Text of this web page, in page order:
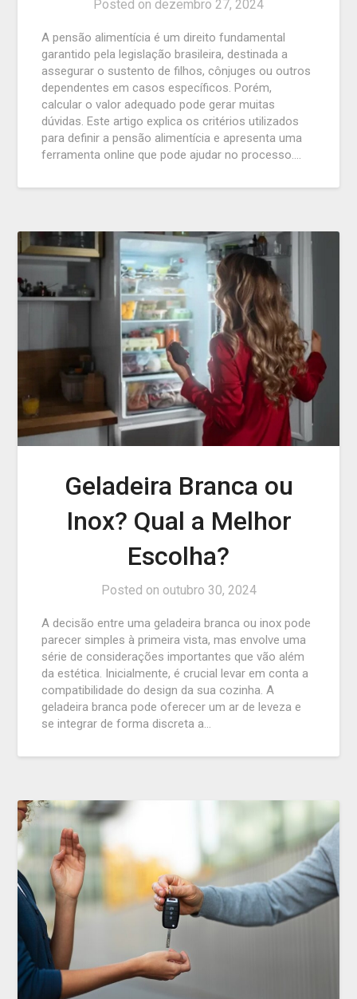
Posted on dezembro 27, 2024
A pensão alimentícia é um direito fundamental
garantido pela legislação brasileira, destinada a
assegurar o sustento de filhos, cônjuges ou outros
dependentes em casos específicos. Porém,
calcular o valor adequado pode gerar muitas
dúvidas. Este artigo explica os critérios utilizados
para definir a pensão alimentícia e apresenta uma
ferramenta online que pode ajudar no processo….
Geladeira Branca ou
Inox? Qual a Melhor
Escolha?
Posted on outubro 30, 2024
A decisão entre uma geladeira branca ou inox pode
parecer simples à primeira vista, mas envolve uma
série de considerações importantes que vão além
da estética. Inicialmente, é crucial levar em conta a
compatibilidade do design da sua cozinha. A
geladeira branca pode oferecer um ar de leveza e
se integrar de forma discreta a…